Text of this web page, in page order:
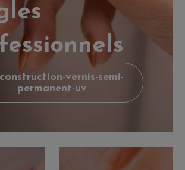
vernis-semi-
permanent-uv